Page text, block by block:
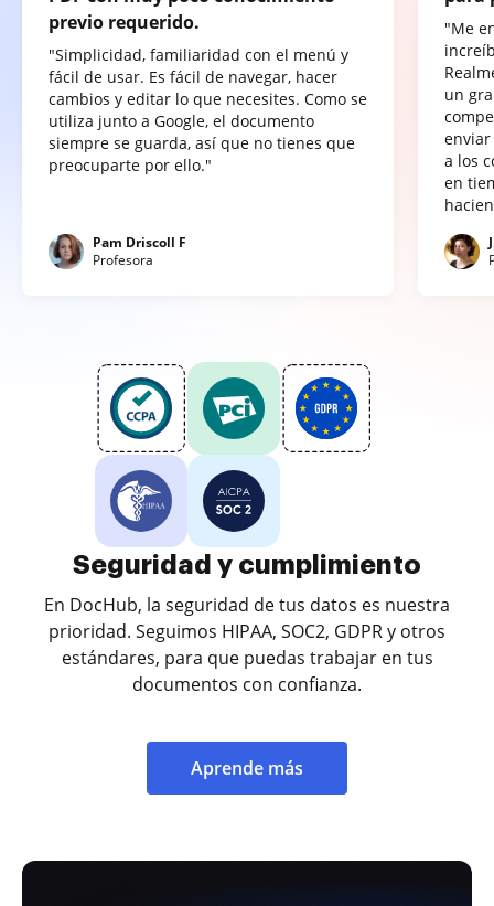
previo requerido.
"Simplicidad, familiaridad con el menú y
fácil de usar. Es fácil de navegar, hacer
cambios y editar lo que necesites. Como se
utiliza junto a Google, el documento
siempre se guarda, así que no tienes que
preocuparte por ello."
Pam Driscoll F
Profesora
"Me
un
a los
en
Seguridad y cumplimiento
En DocHub, la seguridad de tus datos es nuestra
prioridad. Seguimos HIPAA, SOC2, GDPR y otros
estándares, para que puedas trabajar en tus
documentos con confianza.
Aprende más